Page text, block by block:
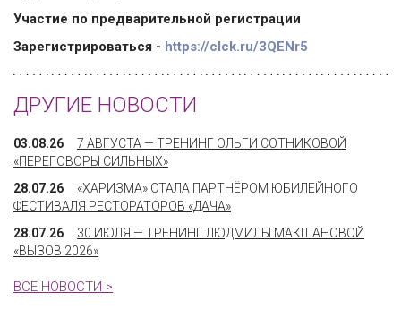
Участие по предварительной регистрации
Зарегистрироваться - https://clck.ru/3QENr5
ДРУГИЕ НОВОСТИ
03.08.26
7 АВГУСТА — ТРЕНИНГ ОЛЬГИ СОТНИКОВОЙ
«ПЕРЕГОВОРЫ СИЛЬНЫХ»
28.07.26
«ХАРИЗМА» СТАЛА ПАРТНЁРОМ ЮБИЛЕЙНОГО
ФЕСТИВАЛЯ РЕСТОРАТОРОВ «ДАЧА»
28.07.26
30 ИЮЛЯ — ТРЕНИНГ ЛЮДМИЛЫ МАКШАНОВОЙ
«ВЫЗОВ 2026»
ВСЕ НОВОСТИ >